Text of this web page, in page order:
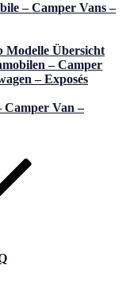
– Camper Vans –
Übersicht
– Camper
– Exposés
Camper Van –